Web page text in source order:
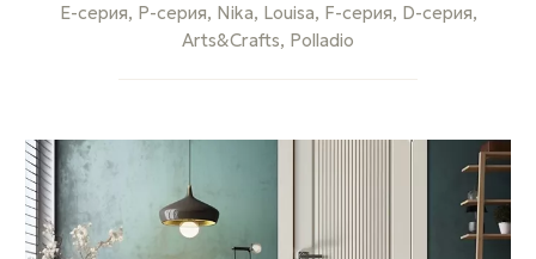
E-серия, P-серия, Nika, Louisa, F-серия, D-серия,
Arts&Crafts, Polladio